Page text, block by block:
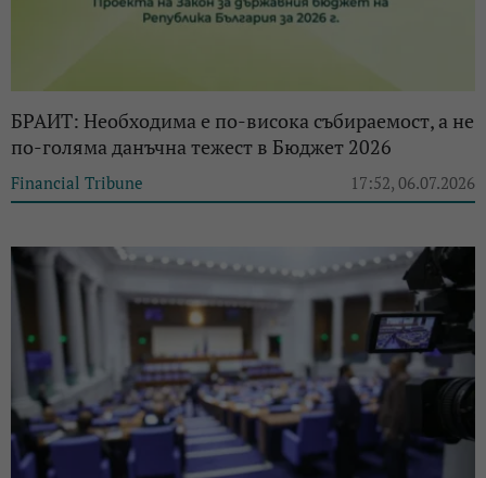
БРАИТ: Необходимa е по-висока събираемост, а не
по-голяма данъчна тежест в Бюджет 2026
Financial Tribune 17:52, 06.07.2026